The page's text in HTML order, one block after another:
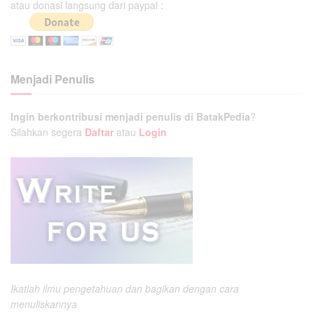
atau donasi langsung dari paypal :
Menjadi Penulis
Ingin berkontribusi menjadi penulis di BatakPedia?
Silahkan segera Daftar atau Login
Ikatlah ilmu pengetahuan dan bagikan dengan cara
menuliskannya